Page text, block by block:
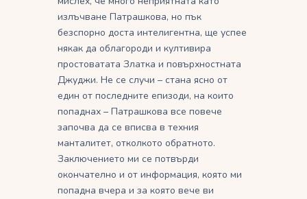
излъчване Патрашкова, но пък
безспорно доста интелигентна, ще успее
някак да облагороди и култивира
простоватата Златка и повърхностната
Джуджи. Не се случи – стана ясно от
един от последните епизоди, на които
попаднах – Патрашкова все повече
започва да се вписва в техния
манталитет, отколкото обратното.
Заключението ми се потвърди
окончателно и от информация, която ми
попадна вчера и за която вече ви